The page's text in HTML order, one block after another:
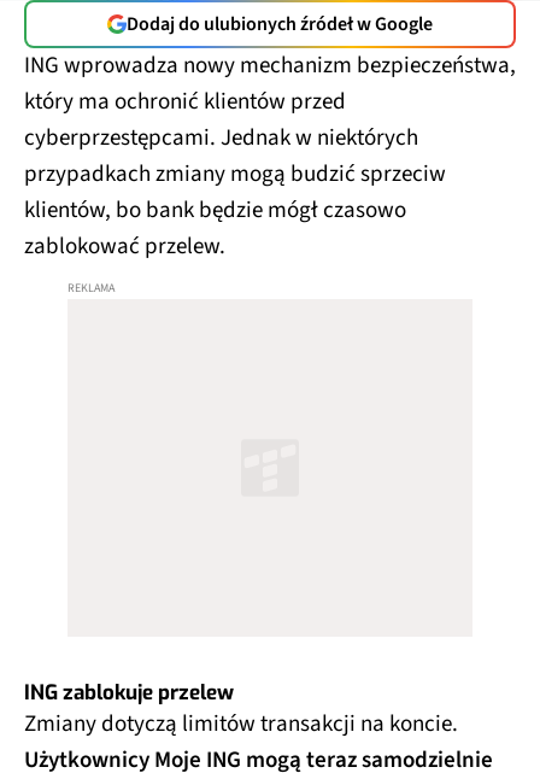
Dodaj do ulubionych źródeł w Google
ING wprowadza nowy mechanizm bezpieczeństwa,
który ma ochronić klientów przed
cyberprzestępcami. Jednak w niektórych
przypadkach zmiany mogą budzić sprzeciw
klientów, bo bank będzie mógł czasowo
zablokować przelew.
ING zablokuje przelew
Zmiany dotyczą limitów transakcji na koncie.
Użytkownicy Moje ING mogą teraz samodzielnie